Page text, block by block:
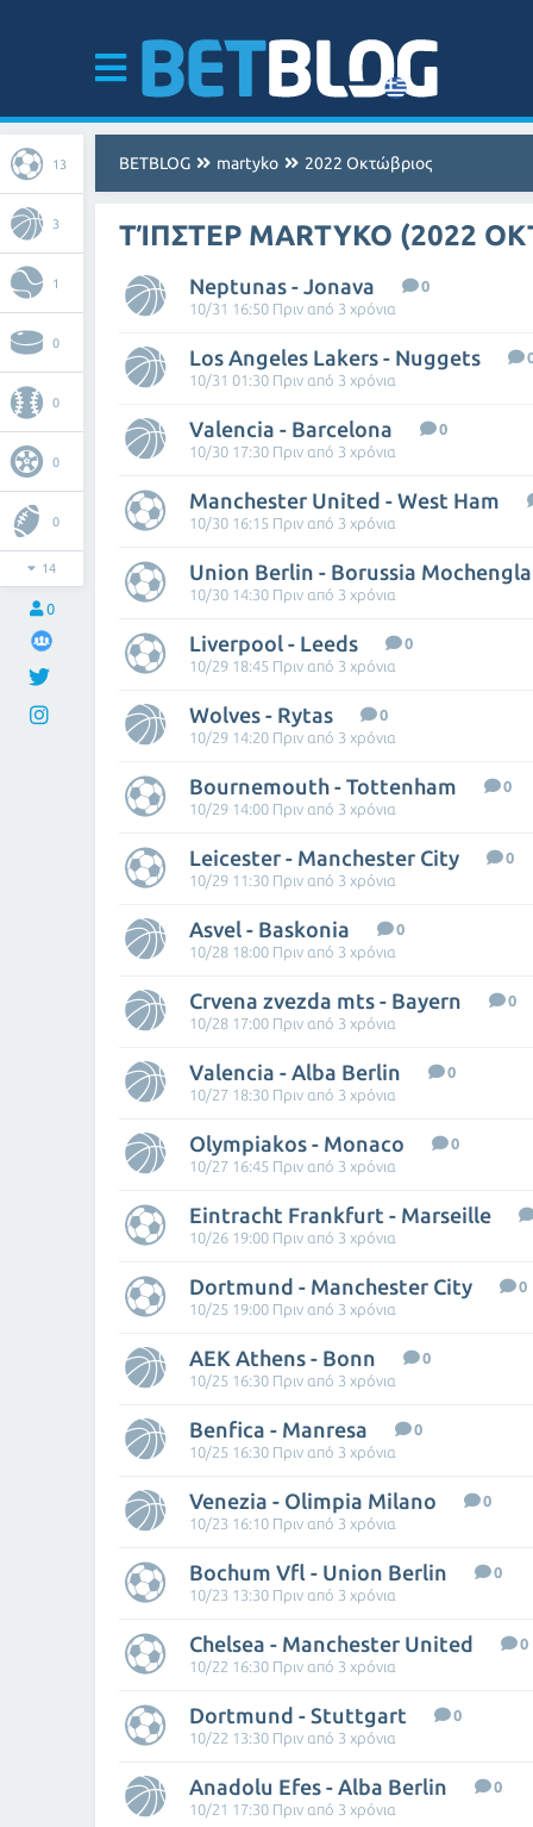
13
3
1
0
0
0
0
14
0
BETBLOG martyko 2022 Οκτώβριος
ΤΊΠΣΤΕΡ MARTYKO (2022
Neptunas - Jonava
0
10/31 16:50 Πριν από 3 χρόνια
Los Angeles Lakers - Nuggets
10/31 01:30 Πριν από 3 χρόνια
Valencia - Barcelona
0
10/30 17:30 Πριν από 3 χρόνια
Manchester United - West Ham
10/30 16:15 Πριν από 3 χρόνια
Union Berlin - Borussia
10/30 14:30 Πριν από 3 χρόνια
Liverpool - Leeds
0
10/29 18:45 Πριν από 3 χρόνια
Wolves - Rytas
0
10/29 14:20 Πριν από 3 χρόνια
Bournemouth - Tottenham
0
10/29 14:00 Πριν από 3 χρόνια
Leicester - Manchester City
0
10/29 11:30 Πριν από 3 χρόνια
Asvel - Baskonia
0
10/28 18:00 Πριν από 3 χρόνια
Crvena zvezda mts - Bayern
0
10/28 17:00 Πριν από 3 χρόνια
Valencia - Alba Berlin
0
10/27 18:30 Πριν από 3 χρόνια
Olympiakos - Monaco
0
10/27 16:45 Πριν από 3 χρόνια
Eintracht Frankfurt - Marseille
10/26 19:00 Πριν από 3 χρόνια
Dortmund - Manchester City
0
10/25 19:00 Πριν από 3 χρόνια
AEK Athens - Bonn
0
10/25 16:30 Πριν από 3 χρόνια
Benfica - Manresa
0
10/25 16:30 Πριν από 3 χρόνια
Venezia - Olimpia Milano
0
10/23 16:10 Πριν από 3 χρόνια
Bochum Vfl - Union Berlin
0
10/23 13:30 Πριν από 3 χρόνια
Chelsea - Manchester United
0
10/22 16:30 Πριν από 3 χρόνια
Dortmund - Stuttgart
0
10/22 13:30 Πριν από 3 χρόνια
Anadolu Efes - Alba Berlin
0
10/21 17:30 Πριν από 3 χρόνια